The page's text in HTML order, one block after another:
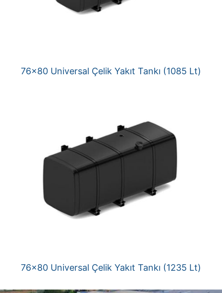
76×80 Universal Çelik Yakıt Tankı (1085 Lt)
76×80 Universal Çelik Yakıt Tankı (1235 Lt)